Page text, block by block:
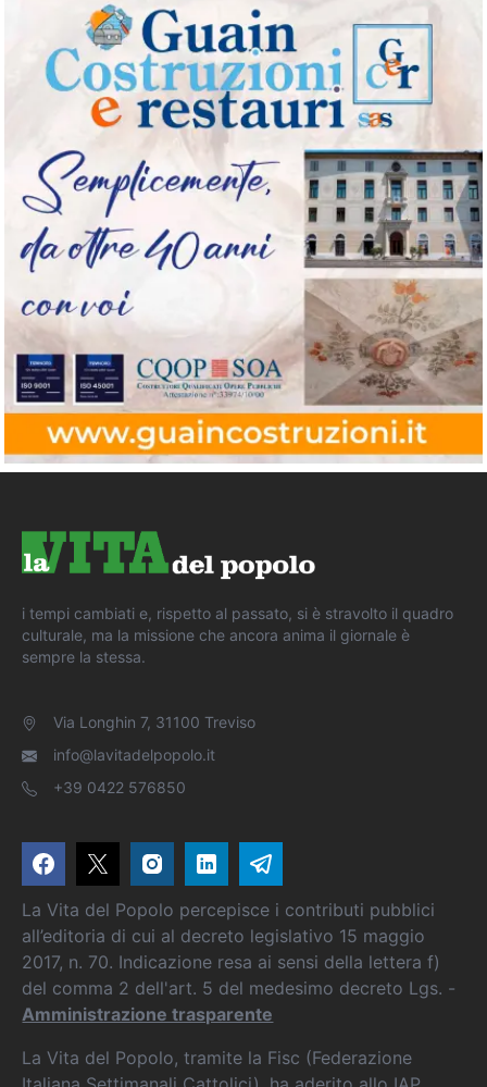
i tempi cambiati e, rispetto al passato, si è stravolto il quadro
culturale, ma la missione che ancora anima il giornale è
sempre la stessa.
Via Longhin 7, 31100 Treviso
info@lavitadelpopolo.it
+39 0422 576850
La Vita del Popolo percepisce i contributi pubblici
all’editoria di cui al decreto legislativo 15 maggio
2017, n. 70. Indicazione resa ai sensi della lettera f)
del comma 2 dell'art. 5 del medesimo decreto Lgs. -
Amministrazione trasparente
La Vita del Popolo, tramite la Fisc (Federazione